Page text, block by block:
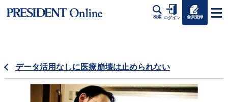
検索 ログイン 会員登録
データ活用なしに医療崩壊は止められない